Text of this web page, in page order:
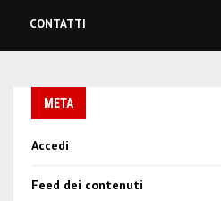
CONTATTI
META
Accedi
Feed dei contenuti